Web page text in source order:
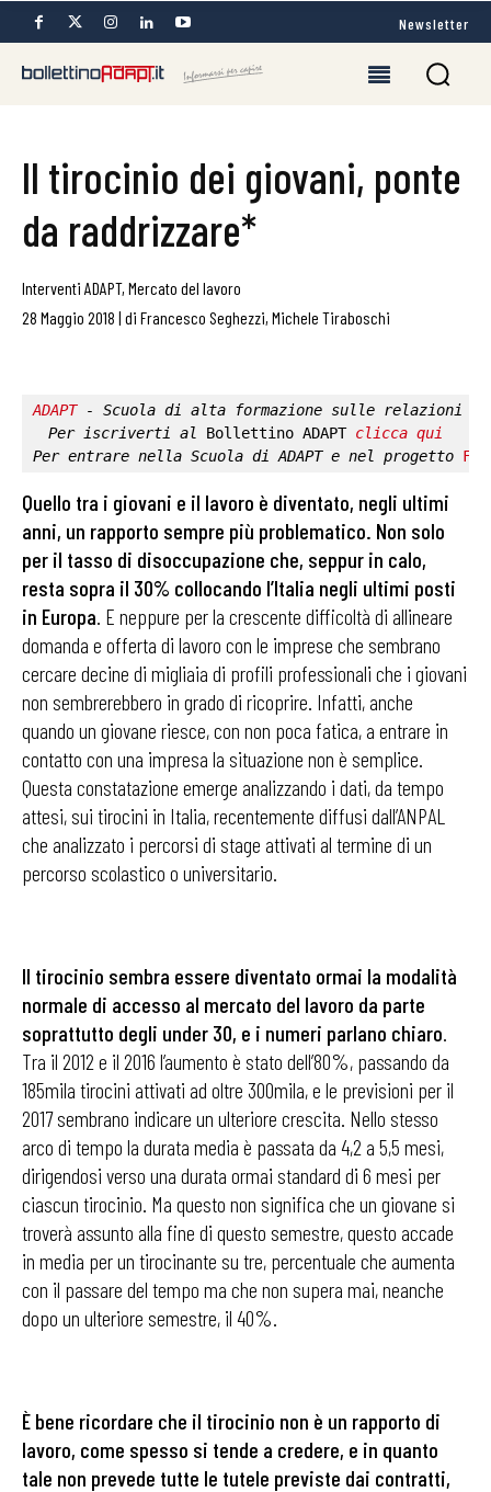
Newsletter
Il tirocinio dei giovani, ponte
da raddrizzare*
Interventi ADAPT, Mercato del lavoro
28 Maggio 2018 | di Francesco Seghezzi, Michele Tiraboschi
ADAPT - Scuola di alta formazione sulle relazioni
Per iscriverti al Bollettino ADAPT clicca qui
Per entrare nella Scuola di ADAPT e nel progetto
Quello tra i giovani e il lavoro è diventato, negli ultimi
anni, un rapporto sempre più problematico. Non solo
per il tasso di disoccupazione che, seppur in calo,
resta sopra il 30% collocando l’Italia negli ultimi posti
in Europa. E neppure per la crescente difficoltà di allineare
domanda e offerta di lavoro con le imprese che sembrano
cercare decine di migliaia di profili professionali che i giovani
non sembrerebbero in grado di ricoprire. Infatti, anche
quando un giovane riesce, con non poca fatica, a entrare in
contatto con una impresa la situazione non è semplice.
Questa constatazione emerge analizzando i dati, da tempo
attesi, sui tirocini in Italia, recentemente diffusi dall’ANPAL
che analizzato i percorsi di stage attivati al termine di un
percorso scolastico o universitario.
Il tirocinio sembra essere diventato ormai la modalità
normale di accesso al mercato del lavoro da parte
soprattutto degli under 30, e i numeri parlano chiaro.
Tra il 2012 e il 2016 l’aumento è stato dell’80%, passando da
185mila tirocini attivati ad oltre 300mila, e le previsioni per il
2017 sembrano indicare un ulteriore crescita. Nello stesso
arco di tempo la durata media è passata da 4,2 a 5,5 mesi,
dirigendosi verso una durata ormai standard di 6 mesi per
ciascun tirocinio. Ma questo non significa che un giovane si
troverà assunto alla fine di questo semestre, questo accade
in media per un tirocinante su tre, percentuale che aumenta
con il passare del tempo ma che non supera mai, neanche
dopo un ulteriore semestre, il 40%.
È bene ricordare che il tirocinio non è un rapporto di
lavoro, come spesso si tende a credere, e in quanto
tale non prevede tutte le tutele previste dai contratti,